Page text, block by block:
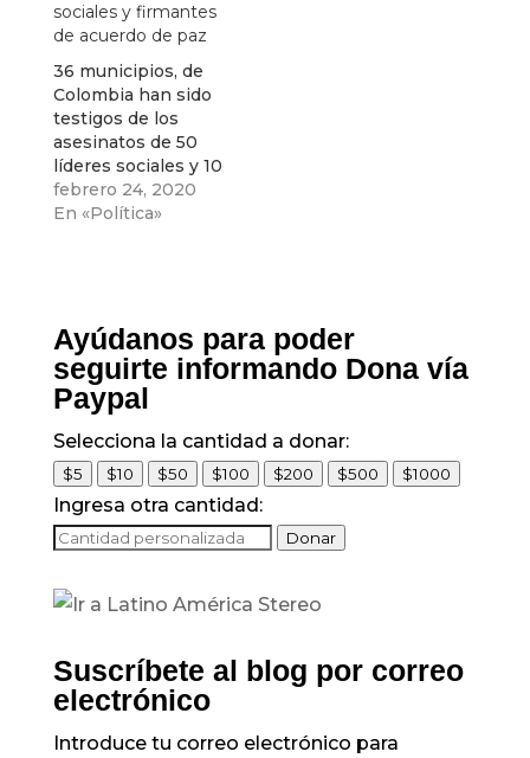
sociales y firmantes
de acuerdo de paz
36 municipios, de
Colombia han sido
testigos de los
asesinatos de 50
líderes sociales y 10
firmantes de
acuerdo de paz y
ellos corresponden
a lideresas, así lo
denunció el
Instituto de
Desarrollo…
febrero 24, 2020
En «Política»
Ayúdanos para poder
seguirte informando Dona vía
Paypal
Selecciona la cantidad a donar:
$5 $10 $50 $100 $200 $500 $1000
Ingresa otra cantidad:
Donar
Suscríbete al blog por correo
electrónico
Introduce tu correo electrónico para